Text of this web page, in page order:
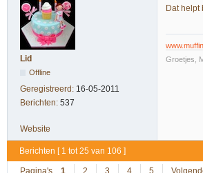
Lid
Offline
Geregistreerd: 16-05-2011
Berichten: 537
Dat helpt
Groetjes,
Website
Berichten [ 1 tot 25 van 106 ]